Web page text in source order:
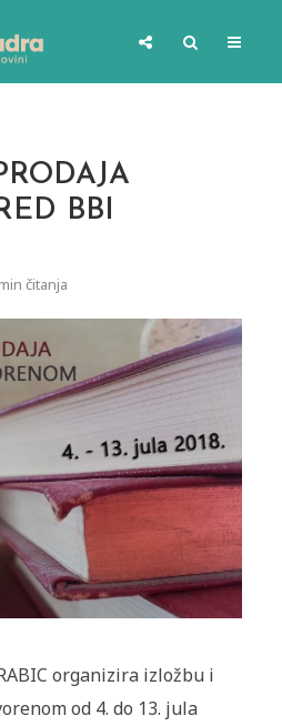
BBI
čitanja
organizira izložbu i
od 4. do 13. jula